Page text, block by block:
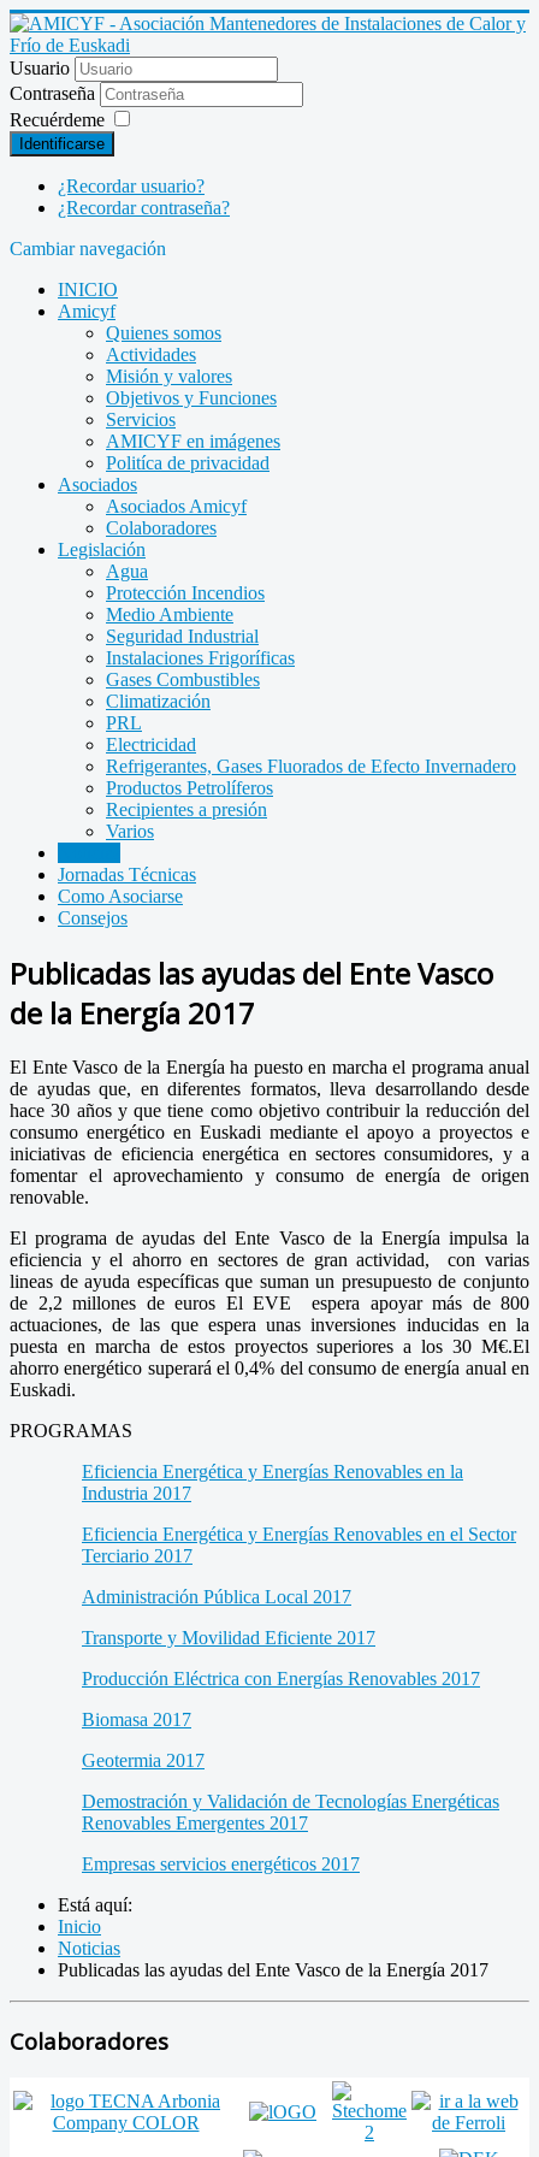
Usuario
Contraseña
Recuérdeme
Identificarse
¿Recordar usuario?
¿Recordar contraseña?
Cambiar navegación
INICIO
Amicyf
Quienes somos
Actividades
Misión y valores
Objetivos y Funciones
Servicios
AMICYF en imágenes
Politíca de privacidad
Asociados
Asociados Amicyf
Colaboradores
Legislación
Agua
Protección Incendios
Medio Ambiente
Seguridad Industrial
Instalaciones Frigoríficas
Gases Combustibles
Climatización
PRL
Electricidad
Refrigerantes, Gases Fluorados de Efecto Invernadero
Productos Petrolíferos
Recipientes a presión
Varios
Jornadas Técnicas
Como Asociarse
Consejos
Publicadas las ayudas del Ente Vasco
de la Energía 2017
El Ente Vasco de la Energía ha puesto en marcha el programa anual
de ayudas que, en diferentes formatos, lleva desarrollando desde
hace 30 años y que tiene como objetivo contribuir la reducción del
consumo energético en Euskadi mediante el apoyo a proyectos e
iniciativas de eficiencia energética en sectores consumidores, y a
fomentar el aprovechamiento y consumo de energía de origen
renovable.
El programa de ayudas del Ente Vasco de la Energía impulsa la
eficiencia y el ahorro en sectores de gran actividad, con varias
lineas de ayuda específicas que suman un presupuesto de conjunto
de 2,2 millones de euros El EVE espera apoyar más de 800
actuaciones, de las que espera unas inversiones inducidas en la
puesta en marcha de estos proyectos superiores a los 30 M€.El
ahorro energético superará el 0,4% del consumo de energía anual en
Euskadi.
PROGRAMAS
Eficiencia Energética y Energías Renovables en la
Industria 2017
Eficiencia Energética y Energías Renovables en el Sector
Terciario 2017
Administración Pública Local 2017
Transporte y Movilidad Eficiente 2017
Producción Eléctrica con Energías Renovables 2017
Biomasa 2017
Geotermia 2017
Demostración y Validación de Tecnologías Energéticas
Renovables Emergentes 2017
Empresas servicios energéticos 2017
Está aquí:
Inicio
Noticias
Publicadas las ayudas del Ente Vasco de la Energía 2017
Colaboradores